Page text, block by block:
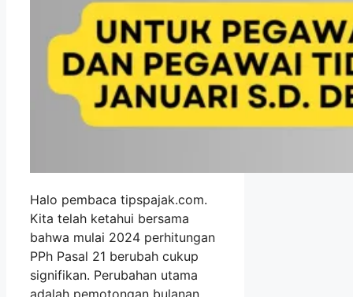
Halo pembaca tipspajak.com.
Kita telah ketahui bersama
bahwa mulai 2024 perhitungan
PPh Pasal 21 berubah cukup
signifikan. Perubahan utama